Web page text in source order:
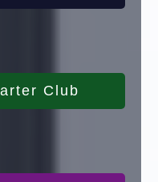
Club